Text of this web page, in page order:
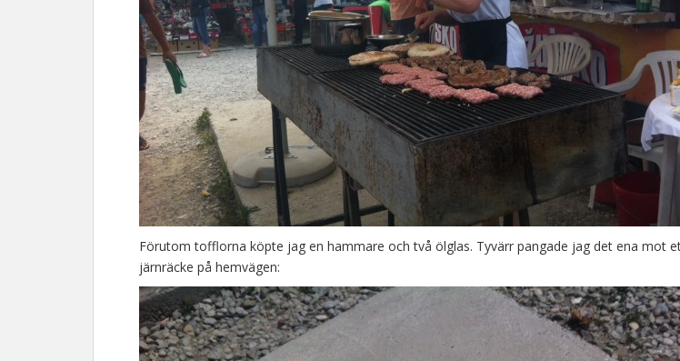
Förutom tofflorna köpte jag en hammare och två ölglas. Tyvärr pangade jag det ena mot
järnräcke på hemvägen: